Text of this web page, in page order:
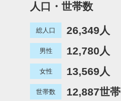
人口・世帯数
総人口 26,349人
男性 12,780人
女性 13,569人
世帯数 12,887世帯